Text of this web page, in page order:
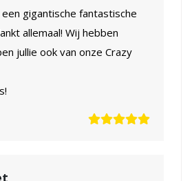
gigantische fantastische
allemaal! Wij hebben
jullie ook van onze Crazy